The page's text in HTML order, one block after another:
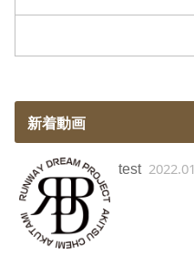
新着動画
test